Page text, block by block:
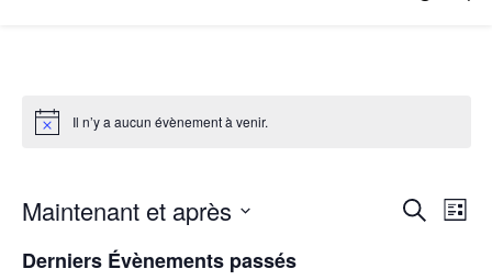
Il n’y a aucun évènement à venir.
Recherche
Liste
Maintenant et après
une
Derniers Évènements passés